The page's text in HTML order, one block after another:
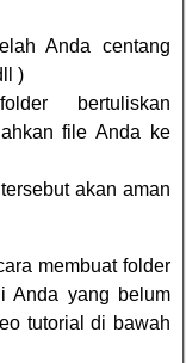
Anda centang
)
bertuliskan
file Anda ke
akan aman
membuat folder
Anda yang belum
tutorial di bawah